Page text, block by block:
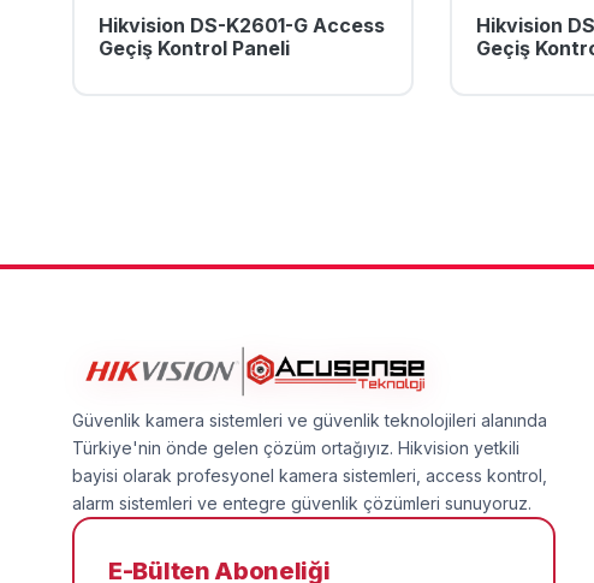
Hikvision DS-K2601-G Access
Geçiş Kontrol Paneli
Hikvision
Geçiş
Güvenlik kamera sistemleri ve güvenlik teknolojileri alanında
Türkiye'nin önde gelen çözüm ortağıyız. Hikvision yetkili
bayisi olarak profesyonel kamera sistemleri, access kontrol,
alarm sistemleri ve entegre güvenlik çözümleri sunuyoruz.
E-Bülten Aboneliği